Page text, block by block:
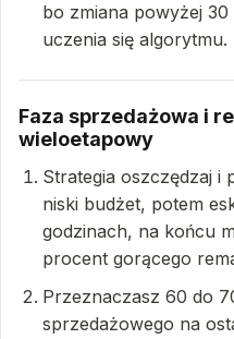
bo zmiana powyżej
uczenia się algorytmu.
Faza sprzedażowa i
wieloetapowy
Strategia oszczędzaj i
niski budżet, potem
godzinach, na końcu
procent gorącego
Przeznaczasz 60 do
sprzedażowego na